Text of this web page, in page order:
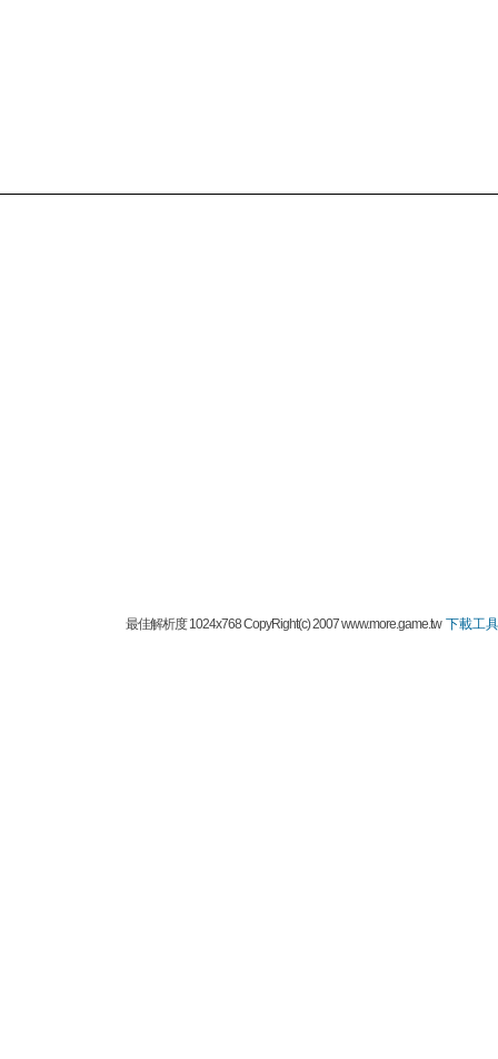
最佳解析度 1024x768 CopyRight(c) 2007 www.more.game.tw下載工